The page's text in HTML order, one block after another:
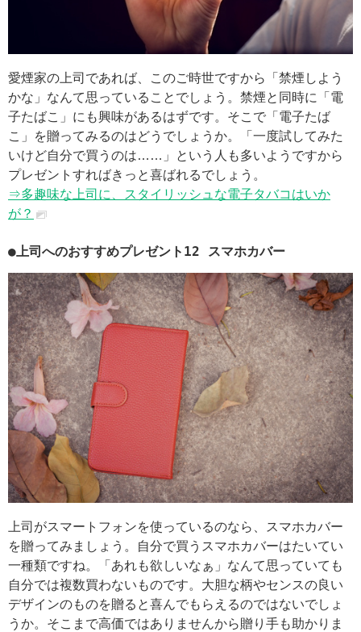
愛煙家の上司であれば、このご時世ですから「禁煙しよう
かな」なんて思っていることでしょう。禁煙と同時に「電
子たばこ」にも興味があるはずです。そこで「電子たば
こ」を贈ってみるのはどうでしょうか。「一度試してみた
いけど自分で買うのは……」という人も多いようですから
プレゼントすればきっと喜ばれるでしょう。
⇒多趣味な上司に、スタイリッシュな電子タバコはいか
が？
●上司へのおすすめプレゼント12 スマホカバー
上司がスマートフォンを使っているのなら、スマホカバー
を贈ってみましょう。自分で買うスマホカバーはたいてい
一種類ですね。「あれも欲しいなぁ」なんて思っていても
自分では複数買わないものです。大胆な柄やセンスの良い
デザインのものを贈ると喜んでもらえるのではないでしょ
うか。そこまで高価ではありませんから贈り手も助かりま